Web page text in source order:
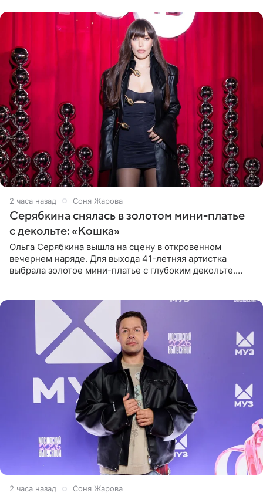
2 часа назад Соня Жарова
Серябкина снялась в золотом мини-платье
с декольте: «Кошка»
Ольга Серябкина вышла на сцену в откровенном
вечернем наряде. Для выхода 41-летняя артистка
выбрала золотое мини-платье с глубоким декольте.
2 часа назад Соня Жарова